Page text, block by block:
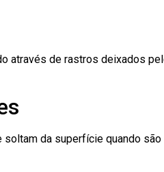
através de rastros deixados
da superfície quando